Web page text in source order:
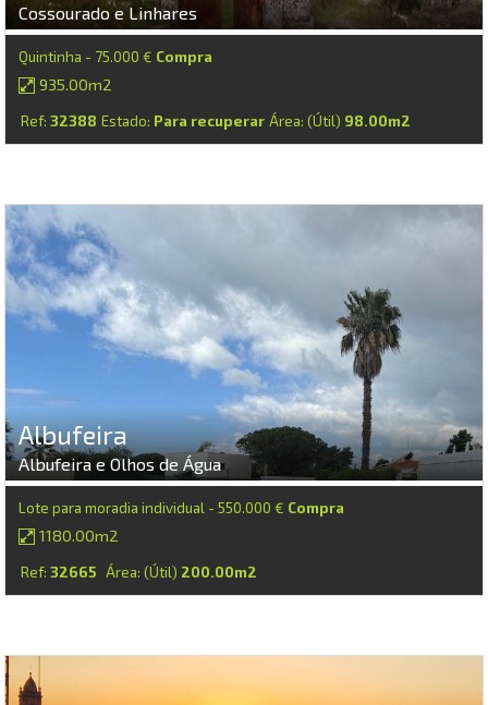
Cossourado e Linhares
Quintinha - 75.000 € Compra
935.00m2
Ref: 32388 Estado: Para recuperar Área: (Útil) 98.00m2
Albufeira
Albufeira e Olhos de Água
Lote para moradia individual - 550.000 € Compra
1180.00m2
Ref: 32665 Área: (Útil) 200.00m2